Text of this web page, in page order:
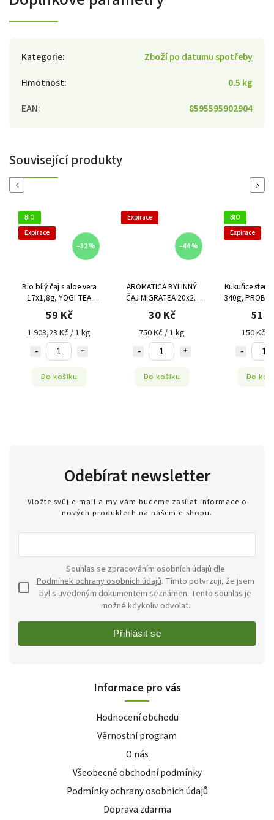
Kategorie:
Zboží po datumu spotřeby
Hmotnost:
0.5 kg
EAN: 8595595902904
Související produkty
Previous
BIO
Expirace
–32 %
Bio bílý čaj s aloe vera
17x1,8g, YOGI TEA
Výprodej DMT 05/2024
59 Kč
1 903,23 Kč / 1 kg
Do košíku
Expirace
–44 %
AROMATICA BYLINNÝ
ČAJ MIGRATEA 20x2g
Výprodej DMT 10/2022
30 Kč
750 Kč / 1 kg
Do košíku
BIO
Expirace
Kukuřice
340g,
DMT
51
150 Kč /
Do
Next
Odebírat newsletter
Vložte svůj e-mail a my vám budeme zasílat informace o
nových produktech na našem e-shopu.
Podmínek ochrany osobních údajů. Tímto potvrzuji, že jsem
byl s uvedeným dokumentem seznámen. Tento souhlas je
možné kdykoliv odvolat.
Přihlásit se
Informace pro vás
Hodnocení obchodu
Věrnostní program
O nás
Všeobecné obchodní podmínky
Podmínky ochrany osobních údajů
Doprava zdarma